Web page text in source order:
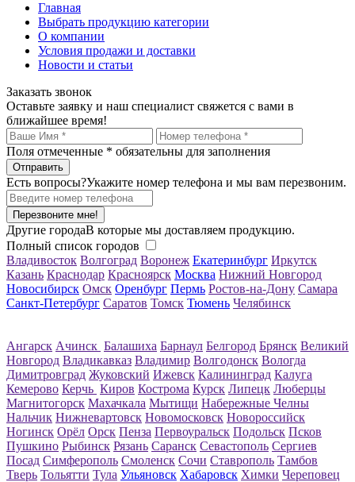
Главная
Выбрать продукцию категории
О компании
Условия продажи и доставки
Новости и статьи
Заказать звонок
Оставьте заявку и наш специалист свяжется с вами в
ближайшее время!
Поля отмеченные * обязательны для заполнения
Есть вопросы?Укажите номер телефона и мы вам перезвоним.
Перезвоните мне!
Другие городаВ которые мы доставляем продукцию.
Полный список городов
Владивосток Волгоград Воронеж Екатеринбург Иркутск
Казань Краснодар Красноярск Москва Нижний Новгород
Новосибирск Омск Оренбург Пермь Ростов-на-Дону Самара
Санкт-Петербург Саратов Томск Тюмень Челябинск
Ангарск Ачинск Балашиха Барнаул Белгород Брянск Великий
Новгород Владикавказ Владимир Волгодонск Вологда
Димитровград Жуковский Ижевск Калининград Калуга
Кемерово Керчь Киров Кострома Курск Липецк Люберцы
Магнитогорск Махачкала Мытищи Набережные Челны
Нальчик Нижневартовск Новомосковск Новороссийск
Ногинск Орёл Орск Пенза Первоуральск Подольск Псков
Пушкино Рыбинск Рязань Саранск Севастополь Сергиев
Посад Симферополь Смоленск Сочи Ставрополь Тамбов
Тверь Тольятти Тула Ульяновск Хабаровск Химки Череповец